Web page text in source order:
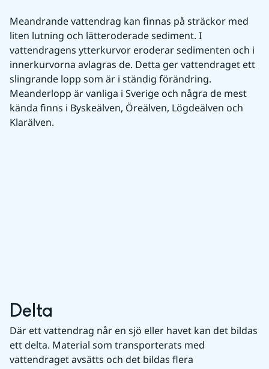
Meandrande vattendrag kan finnas på sträckor med
liten lutning och lätteroderade sediment. I
vattendragens ytterkurvor eroderar sedimenten och i
innerkurvorna avlagras de. Detta ger vattendraget ett
slingrande lopp som är i ständig förändring.
Meanderlopp är vanliga i Sverige och några de mest
kända finns i Byskeälven, Öreälven, Lögdeälven och
Klarälven.
Delta
Där ett vattendrag når en sjö eller havet kan det bildas
ett delta. Material som transporterats med
vattendraget avsätts och det bildas flera